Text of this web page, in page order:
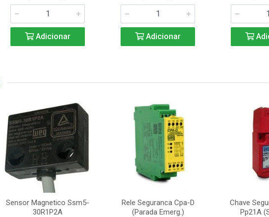
Adicionar Adicionar
Sensor Magnetico Ssm5-
30R1P2A
Rele Seguranca Cpa-D
(Parada Emerg.)
Chave
Pp21A